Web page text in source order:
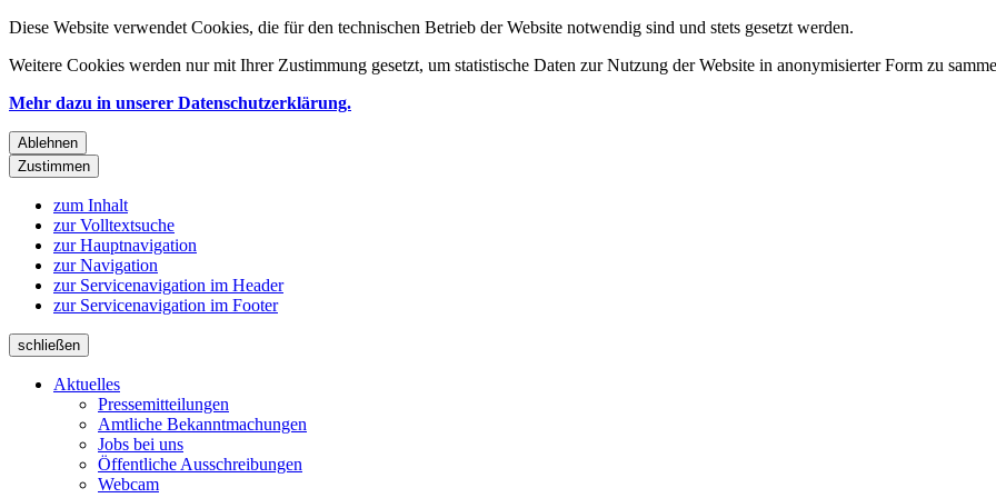
Diese Website verwendet Cookies, die für den technischen Betrieb der Website notwendig sind und stets gesetzt werden.
Weitere Cookies werden nur mit Ihrer Zustimmung gesetzt, um statistische Daten zur Nutzung der Website in anonymisierter Form zu
Mehr dazu in unserer Datenschutzerklärung.
Ablehnen
Zustimmen
zum Inhalt
zur Volltextsuche
zur Hauptnavigation
zur Navigation
zur Servicenavigation im Header
zur Servicenavigation im Footer
schließen
Aktuelles
Pressemitteilungen
Amtliche Bekanntmachungen
Jobs bei uns
Öffentliche Ausschreibungen
Webcam